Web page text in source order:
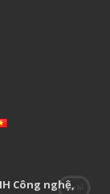
Công nghệ,